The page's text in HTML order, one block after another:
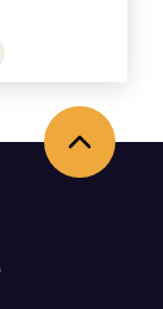
Torna in alto